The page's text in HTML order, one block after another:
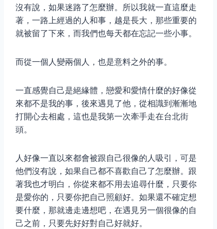
沒有說，如果迷路了怎麼辦。所以我就一直這麼走
著，一路上經過的人和事，越是長大，那些重要的
就被留了下來，而我們也每天都在忘記一些小事。
而從一個人變兩個人，也是意料之外的事。
一直感覺自己是絕緣體，戀愛和愛情什麼的好像從
來都不是我的事，後來遇見了他，從相識到漸漸地
打開心去相處，這也是我第一次牽手走在台北街
頭。
人好像一直以來都會被跟自己很像的人吸引，可是
他們沒有說，如果自己都不喜歡自己了怎麼辦。跟
著我也才明白，你從來都不用去追尋什麼，只要你
是愛你的，只要你把自己照顧好。如果還不確定想
要什麼，那就邊走邊想吧，在遇見另一個很像的自
己之前，只要先好好對自己好就好。